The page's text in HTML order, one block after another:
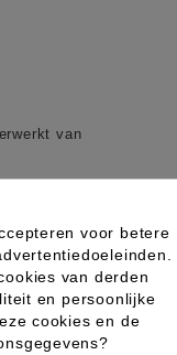
van
voor betere
van derden
en persoonlijke
cookies en de